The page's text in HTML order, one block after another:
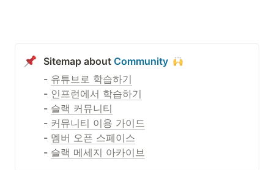
Sitemap about Community
- 유튜브로 학습하기
- 인프런에서 학습하기
- 슬랙 커뮤니티
- 커뮤니티 이용 가이드
- 멤버 오픈 스페이스
- 슬랙 메세지 아카이브